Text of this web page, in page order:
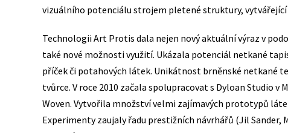
vizuálního potenciálu strojem pletené struktury,
Technologii Art Protis dala nejen nový aktuální výraz v
také nové možnosti využití. Ukázala potenciál netkané
příček či potahových látek. Unikátnost brněnské netkané
tvůrce. V roce 2010 začala spolupracovat s Dyloan Studio
Woven. Vytvořila množství velmi zajímavých prototypů
Experimenty zaujaly řadu prestižních návrhářů (Jil Sander,